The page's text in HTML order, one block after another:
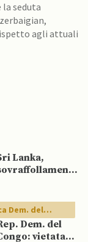
seduta
agli attuali
Lanka,
a
rivolte: 3
e 23 feriti
Dem. del
Dem. del
vietata